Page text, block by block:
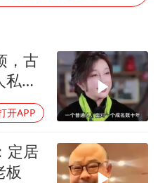
构建更高水平的全民健身公共服务体系
王艺迪2-4不敌张本美和止步4强
奋力开创中国式现代化建设新局面
，古
密
开APP
定居
板